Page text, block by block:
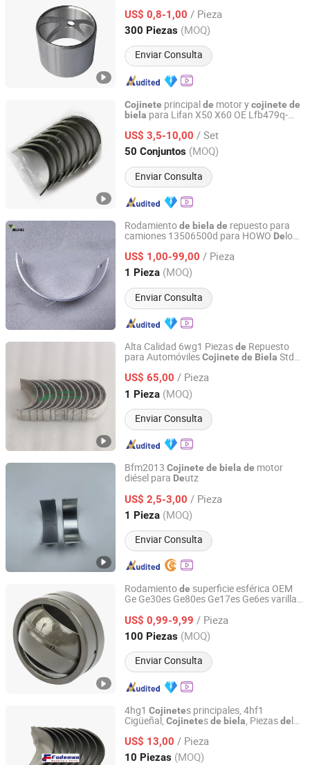
US$ 0,8-1,00 / Pieza
300 Piezas (MOQ)
Enviar Consulta
Zhejiang, China Desde 2025
Cojinete principalde motor ycojinete de
biela para Lifan X50 X60 OE Lfb479q-
US$ 3,5-10,00 / Set
50 Conjuntos (MOQ)
Enviar Consulta
AN HUI JI CHENG TRADING CO., LTD.
Anhui, China Desde 2018
Rodamientode biela de repuesto para
camiones 13506500d para HOWO Delong
Dongfeng Hongyan Foton/FAW
US$ 1,00-99,00 / Pieza
1 Pieza (MOQ)
Enviar Consulta
Shandong Reliable Trading Co., Ltd.
Shandong, China Desde 2024
Alta Calidad 6wg1 Piezasde Repuesto
para AutomóvilesCojinete de Biela Std
US$ 65,00 / Pieza
1 Pieza (MOQ)
Enviar Consulta
Hubei Sunwell Auto Parts Co., Ltd.
Hubei, China Desde 2022
Bfm2013 Cojinete de biela de motor
diésel para Deutz
US$ 2,5-3,00 / Pieza
1 Pieza (MOQ)
Enviar Consulta
Shijiazhuang Huateng Power Machine Co., Ltd.
Hebei, China Desde 2010
Rodamientode superficie esférica OEM
Ge Ge30es Ge80es Ge17es Ge6es varilla
US$ 0,99-9,99 / Pieza
100 Piezas (MOQ)
Enviar Consulta
Fuzhou Zoomland Machinery Co., Ltd.
Fujian, China Desde 2019
4hg1 Cojinetes principales, 4hf1
Cigüeñal, Cojinetesde biela, Piezasdel
US$ 13,00 / Pieza
10 Piezas (MOQ)
Shanghai Fodemao Machinery Co., Ltd.
Shanghai, China Desde 2025